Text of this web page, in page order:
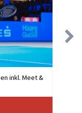
inkl. Meet &